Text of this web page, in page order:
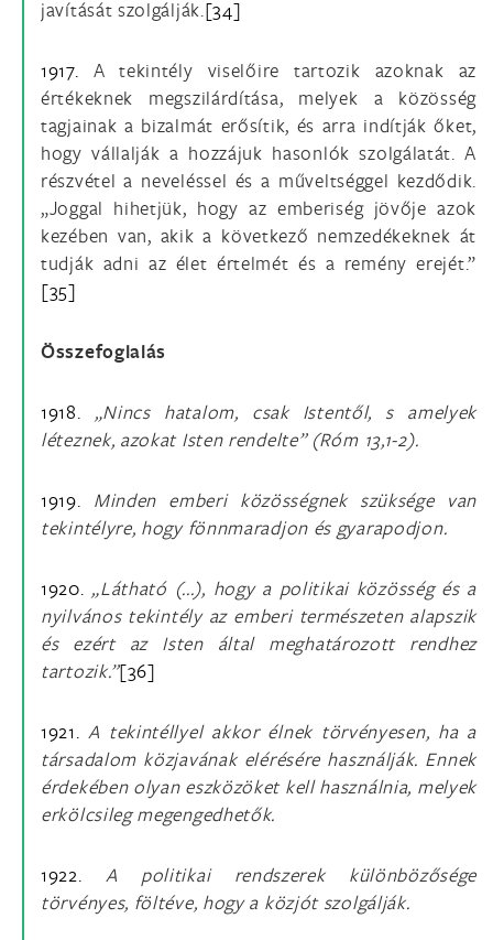
javítását szolgálják.[34]
1917. A tekintély viselőire tartozik azoknak az
értékeknek megszilárdítása, melyek a közösség
tagjainak a bizalmát erősítik, és arra indítják őket,
hogy vállalják a hozzájuk hasonlók szolgálatát. A
részvétel a neveléssel és a műveltséggel kezdődik.
„Joggal hihetjük, hogy az emberiség jövője azok
kezében van, akik a következő nemzedékeknek át
tudják adni az élet értelmét és a remény erejét.”
[35]
Összefoglalás
1918.
„Nincs hatalom, csak Istentől, s amelyek
léteznek, azokat Isten rendelte” (Róm 13,1-2).
1919. Minden emberi közösségnek szüksége van
tekintélyre, hogy fönnmaradjon és gyarapodjon.
1920. „Látható (...), hogy a politikai közösség és a
nyilvános tekintély az emberi természeten alapszik
és ezért az Isten által meghatározott rendhez
tartozik.”[36]
1921. A tekintéllyel akkor élnek törvényesen, ha a
társadalom közjavának elérésére használják. Ennek
érdekében olyan eszközöket kell használnia, melyek
erkölcsileg megengedhetők.
1922.
A politikai rendszerek különbözősége
törvényes, föltéve, hogy a közjót szolgálják.